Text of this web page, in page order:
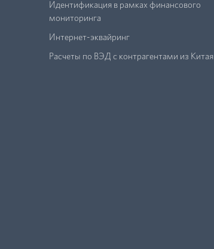
Идентификация в рамках финансового
мониторинга
Интернет-эквайринг
Расчеты по ВЭД с контрагентами из Китая